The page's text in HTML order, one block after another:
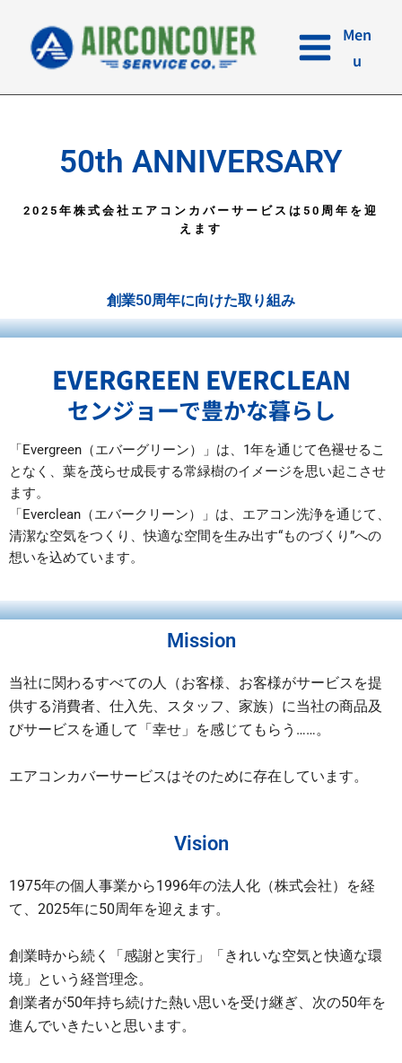
キ
Men
u
50th ANNIVERSARY
2025年株式会社エアコンカバーサービスは50周年を迎
えます
創業50周年に向けた取り組み
EVERGREEN EVERCLEAN
センジョーで豊かな暮らし​
「Evergreen（エバーグリーン）」は、1年を通じて色褪せるこ
となく、葉を茂らせ成長する常緑樹のイメージを思い起こさせ
ます。
「Everclean（エバークリーン）」は、エアコン洗浄を通じて、
清潔な空気をつくり、快適な空間を生み出す“ものづくり”への
想いを込めています。
Mission
当社に関わるすべての人（お客様、お客様がサービスを提
供する消費者、仕入先、スタッフ、家族）に当社の商品及
びサービスを通して「幸せ」を感じてもらう……。
エアコンカバーサービスはそのために存在しています。
Vision
1975年の個人事業から1996年の法人化（株式会社）を経
て、2025年に50周年を迎えます。
創業時から続く「感謝と実行」「きれいな空気と快適な環
境」という経営理念。
創業者が50年持ち続けた熱い思いを受け継ぎ、次の50年を
進んでいきたいと思います。